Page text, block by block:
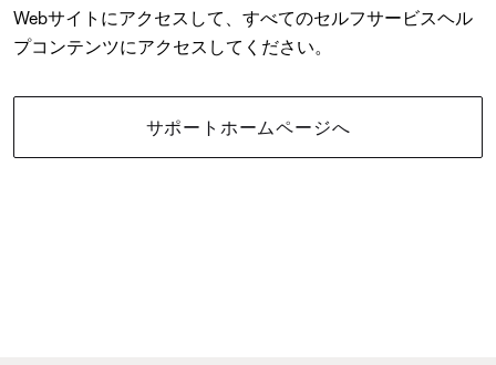
Webサイトにアクセスして、すべてのセルフサービスヘル
プコンテンツにアクセスしてください。
サポートホームページへ